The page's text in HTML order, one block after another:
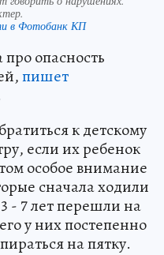
в Фотобанк КП
про опасность
пишет
к детскому
если их ребенок
особое внимание
сначала ходили
- 7 лет перешли на
у них постепенно
на пятку.